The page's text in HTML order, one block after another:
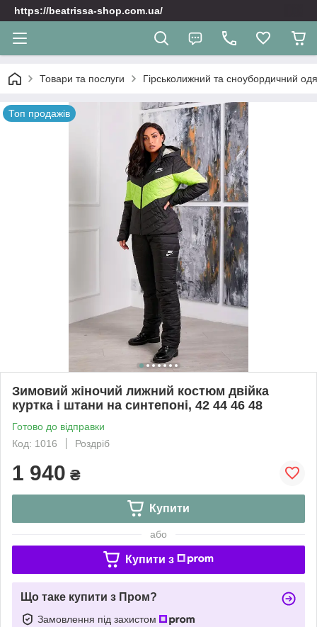
https://beatrissa-shop.com.ua/
Товари та послуги Гірськолижний та сноубордичний
Топ продажів
Зимовий жіночий лижний костюм двійка
куртка і штани на синтепоні, 42 44 46 48
Готово до відправки
Код: 1016
Роздріб
1 940 ₴
Купити
або
Купити з
Що таке купити з Пром?
Замовлення під захистом